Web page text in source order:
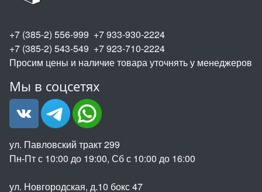
+7 (385-2) 556-999 +7 933-930-2224
+7 (385-2) 543-549 +7 923-710-2224
Просим цены и наличие товара уточнять у менеджеров
Мы в соцсетях
ул. Павловский тракт 299
Пн-Пт с 10:00 до 19:00, Сб с 10:00 до 16:00
ул. Новгородская, д.10 бокс 47